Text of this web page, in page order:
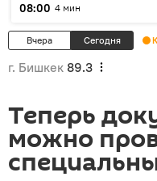
08:00 4 мин
Вчера Сегодня
г. Бишкек 89.3
Теперь
можно